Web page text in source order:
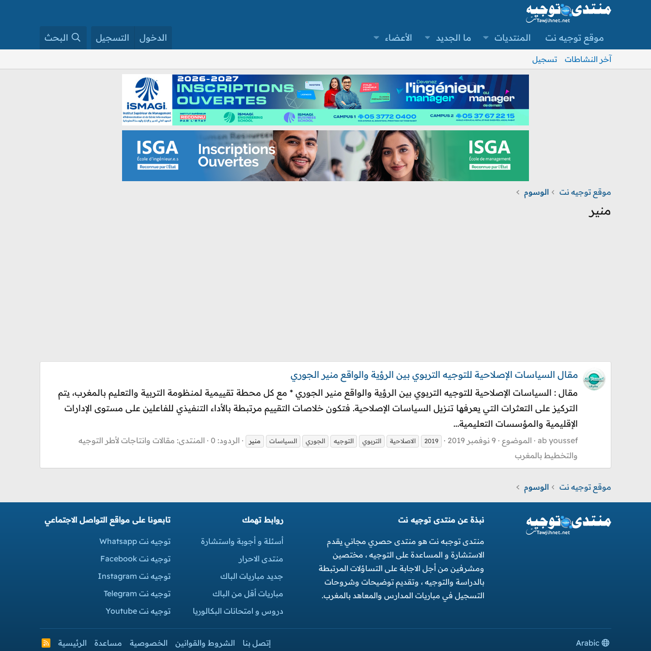
موقع توجيه نت المنتديات ما الجديد الأعضاء الدخول التسجيل البحث
آخر النشاطات تسجيل
موقع توجيه نت الوسوم
منير
مقال السياسات الإصلاحية للتوجيه التربوي بين الرؤية والواقع منير الجوري
مقال : السياسات الإصلاحية للتوجيه التربوي بين الرؤية والواقع منير الجوري * مع كل محطة تقييمية لمنظومة التربية والتعليم بالمغرب، يتم
التركيز على التعثرات التي يعرفها تنزيل السياسات الإصلاحية. فتكون خلاصات التقييم مرتبطة بالأداء التنفيذي للفاعلين على مستوى الإدارات
الإقليمية والمؤسسات التعليمية...
ab youssef الموضوع 9 نوفمبر 2019 2019 الاصلاحية التربوي التوجيه الجوري السياسات منير الردود: 0 المنتدى: مقالات وانتاجات لأطر التوجيه
والتخطيط بالمغرب
موقع توجيه نت الوسوم
نبذة عن منتدى توجيه نت
منتدى توجبه نت هو منتدى حصري مجاني يقدم
الاستشارة و المساعدة على التوجيه ، مختصين
ومشرفين من أجل الاجابة على التساؤلات المرتبطة
بالدراسة والتوجيه ، وتقديم توضيحات وشروحات
التسجيل في مباريات المدارس والمعاهد بالمغرب.
روابط تهمك
أسئلة و أجوبة واستشارة
منتدى الاحرار
جديد مباريات الباك
مباريات أقل من الباك
دروس و امتحانات البكالوريا
تابعونا على مواقع التواصل الاجتماعي
توجيه نت Whatsapp
توجيه نت Facebook
توجيه نت Instagram
توجيه نت Telegram
توجيه نت Youtube
إتصل بنا الشروط والقوانين الخصوصية مساعدة الرئيسية
R